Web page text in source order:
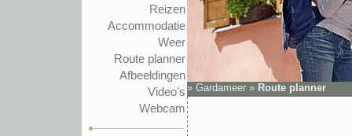
Reizen
Accommodatie
Weer
Route planner
Afbeeldingen
Video's
Webcam
» Gardameer » Route planner